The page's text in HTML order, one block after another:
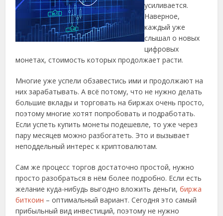
усиливается.
Наверное,
каждый уже
слышал о новых
цифровых
монетах, стоимость которых продолжает расти.
Многие уже успели обзавестись ими и продолжают на
них зарабатывать. А всё потому, что не нужно делать
большие вклады и торговать на биржах очень просто,
поэтому многие хотят попробовать и подработать.
Если успеть купить монеты подешевле, то уже через
пару месяцев можно разбогатеть. Это и вызывает
неподдельный интерес к криптовалютам.
Сам же процесс торгов достаточно простой, нужно
просто разобраться в нём более подробно. Если есть
желание куда-нибудь выгодно вложить деньги,биржа
биткоин – оптимальный вариант. Сегодня это самый
прибыльный вид инвестиций, поэтому не нужно